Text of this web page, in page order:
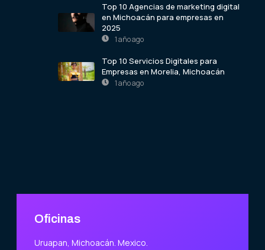
Top 10 Agencias de marketing digital
en Michoacán para empresas en
2025
1 año ago
Top 10 Servicios Digitales para
Empresas en Morelia, Michoacán
1 año ago
Oficinas
Uruapan, Michoacán. Mexico.